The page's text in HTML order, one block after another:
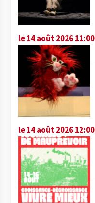
le 14 août 2026 11:00
le 14 août 2026 12:00